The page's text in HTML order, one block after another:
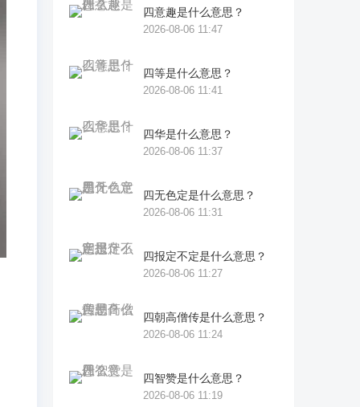
四意趣是什么意思？
2026-08-06 11:47
四等是什么意思？
2026-08-06 11:41
四华是什么意思？
2026-08-06 11:37
四无色定是什么意思？
2026-08-06 11:31
四报定不定是什么意思？
2026-08-06 11:27
四朝高僧传是什么意思？
2026-08-06 11:24
四智赞是什么意思？
2026-08-06 11:19